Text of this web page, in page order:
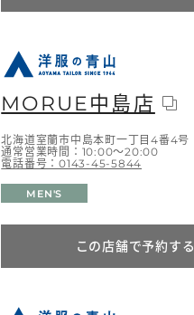
MORUE中島店
北海道室蘭市中島本町一丁目4番4号
通常営業時間：10:00～20:00
電話番号：0143-45-5844
MEN'S
この店舗で予約する